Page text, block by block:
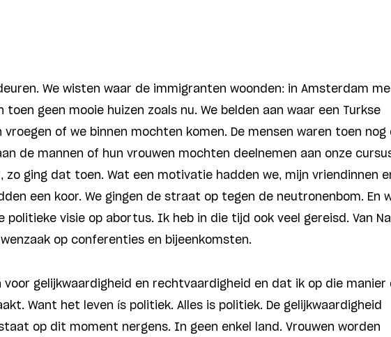
We wisten waar de immigranten woonden: in Amsterdam
toen geen mooie huizen zoals nu. We belden aan waar een Turkse
of we binnen mochten komen. De mensen waren toen nog
de mannen of hun vrouwen mochten deelnemen aan onze
zo ging dat toen. Wat een motivatie hadden we, mijn vriendinnen
een koor. We gingen de straat op tegen de neutronenbom. En
visie op abortus. Ik heb in die tijd ook veel gereisd. Van
op conferenties en bijeenkomsten.
gelijkwaardigheid en rechtvaardigheid en dat ik op die manier
Want het leven ís politiek. Alles is politiek. De gelijkwaardigheid
op dit moment nergens. In geen enkel land. Vrouwen worden